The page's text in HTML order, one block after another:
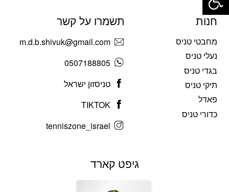
חנות
מחבטי טניס
נעלי טניס
בגדי טניס
תיקי טניס
פאדל
כדורי טניס
תשמרו על קשר
m.d.b.shivuk@gmail.com
0507188805
טניסזון ישראל
TIKTOK
tenniszone_israel
גיפט קארד